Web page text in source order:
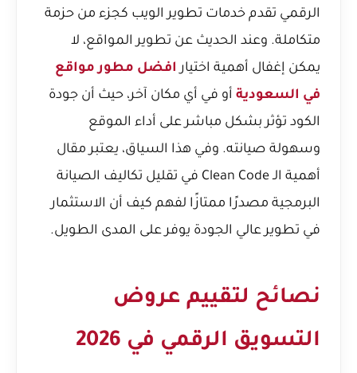
الرقمي تقدم خدمات تطوير الويب كجزء من حزمة
متكاملة. وعند الحديث عن تطوير المواقع، لا
يمكن إغفال أهمية اختيار افضل مطور مواقع
في السعودية أو في أي مكان آخر، حيث أن جودة
الكود تؤثر بشكل مباشر على أداء الموقع
وسهولة صيانته. وفي هذا السياق، يعتبر مقال
أهمية الـ Clean Code في تقليل تكاليف الصيانة
البرمجية مصدرًا ممتازًا لفهم كيف أن الاستثمار
في تطوير عالي الجودة يوفر على المدى الطويل.
نصائح لتقييم عروض
التسويق الرقمي في 2026